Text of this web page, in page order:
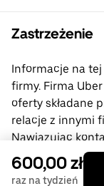
Zastrzeżenie
Informacje na
firmy. Firma
oferty składane
relacje z innymi
Nawiązując
bezpośrednią
Jeśli masz
600,00 zł
raz na tydzień